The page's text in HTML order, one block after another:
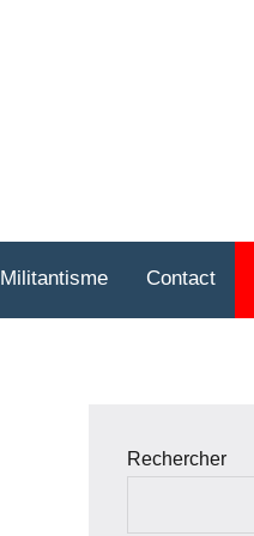
Militantisme Contact
Rechercher